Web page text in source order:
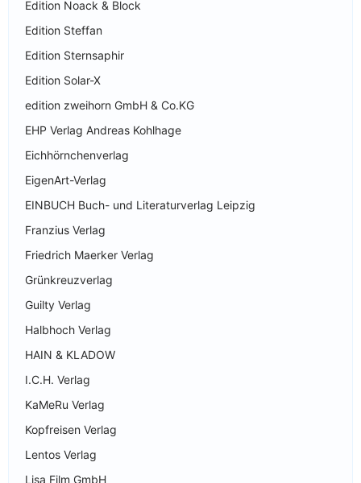
Edition Noack & Block
Edition Steffan
Edition Sternsaphir
Edition Solar-X
edition zweihorn GmbH & Co.KG
EHP Verlag Andreas Kohlhage
Eichhörnchenverlag
EigenArt-Verlag
EINBUCH Buch- und Literaturverlag Leipzig
Franzius Verlag
Friedrich Maerker Verlag
Grünkreuzverlag
Guilty Verlag
Halbhoch Verlag
HAIN & KLADOW
I.C.H. Verlag
KaMeRu Verlag
Kopfreisen Verlag
Lentos Verlag
Lisa Film GmbH